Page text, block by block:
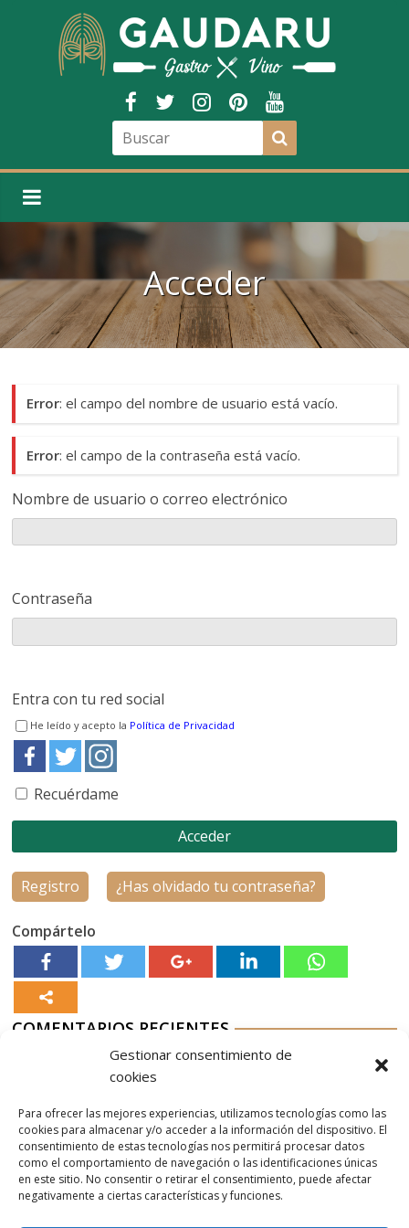
Gestionar consentimiento de
cookies
Para ofrecer las mejores experiencias, utilizamos tecnologías como las
cookies para almacenar y/o acceder a la información del dispositivo. El
consentimiento de estas tecnologías nos permitirá procesar datos
como el comportamiento de navegación o las identificaciones únicas
en este sitio. No consentir o retirar el consentimiento, puede afectar
negativamente a ciertas características y funciones.
Acceder
Error: el campo del nombre de usuario está vacío.
Error: el campo de la contraseña está vacío.
Nombre de usuario o correo electrónico
Contraseña
Entra con tu red social
He leído y acepto la Política de Privacidad
Recuérdame
Registro ¿Has olvidado tu contraseña?
Compártelo
COMENTARIOS RECIENTES
Nordés Vermouth Rojo
Aurelio G-MenNordés Vermouth Rojo
AitorenNordés Vermouth Rojo
Aurelio G-M en Nordés Vermouth Rojo